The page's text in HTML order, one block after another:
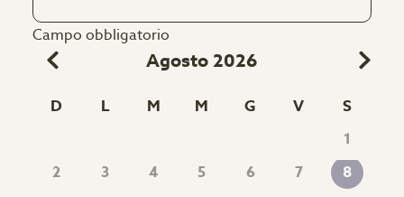
Campo obbligatorio
Agosto 2026
D L M M G V S
1
2
3 4 5 6 7
8